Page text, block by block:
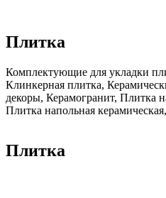
Плитка
Комплектующие для укладки
Клинкерная плитка,
декоры, Керамогранит, Плитка
Плитка напольная
Плитка